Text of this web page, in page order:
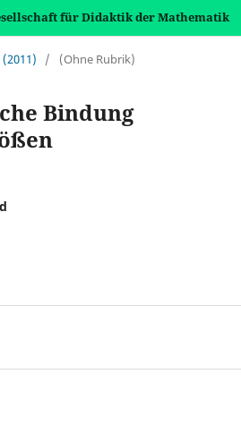
für Didaktik der Mathematik
(2011) / (Ohne Rubrik)
Bindung